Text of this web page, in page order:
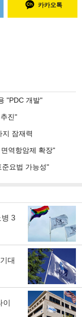
카카오톡
"PDC 개발"
진"
잠재력
역항암제 확장"
요법 가능성"
3
대
이